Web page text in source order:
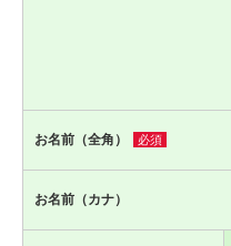
お名前（全角） 必須
お名前（カナ）